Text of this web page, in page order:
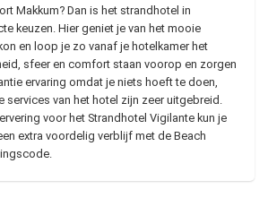
Makkum? Dan is het strandhotel in
keuzen. Hier geniet je van het mooie
en loop je zo vanaf je hotelkamer het
sfeer en comfort staan voorop en zorgen
ervaring omdat je niets hoeft te doen,
services van het hotel zijn zeer uitgebreid.
voor het Strandhotel Vigilante kun je
extra voordelig verblijf met de Beach